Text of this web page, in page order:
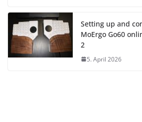
Setting up and
MoErgo Go60
2
5. April 2026